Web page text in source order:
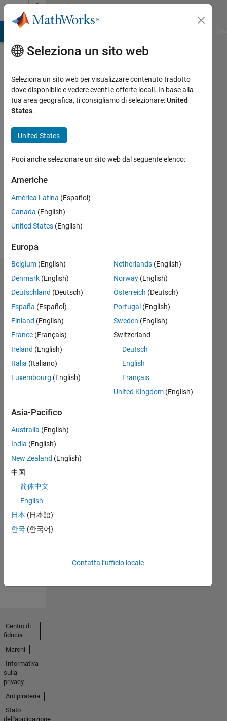
Vai al contenutoCommunity
Profile
Anthony
Shum
Attivo
Sponsorizzazioni
login
to
endorse
person
in a
No
Endorsements
Seleziona un sito web
Seleziona un sito web per visualizzare contenuto tradotto
dove disponibile e vedere eventi e offerte locali. In base alla
tua area geografica, ti consigliamo di selezionare:United
States.
United States
Puoi anche selezionare un sito web dal seguente elenco:
Americhe
América Latina (Español)
Canada (English)
United States (English)
Europa
Belgium (English)
Denmark (English)
Deutschland (Deutsch)
España (Español)
Finland (English)
France (Français)
Ireland (English)
Italia (Italiano)
Luxembourg (English)
Netherlands(English)
Norway(English)
Österreich (Deutsch)
Portugal (English)
Sweden (English)
Switzerland
Deutsch
English
Français
United Kingdom(English)
Asia-Pacifico
Australia (English)
India (English)
New Zealand (English)
中国
简体中文
English
日本 (日本語)
한국 (한국어)
Contatta l’ufficio locale
Centro di
fiducia
Marchi
Informativa
sulla
privacy
Antipirateria
Stato
dell'applicazione